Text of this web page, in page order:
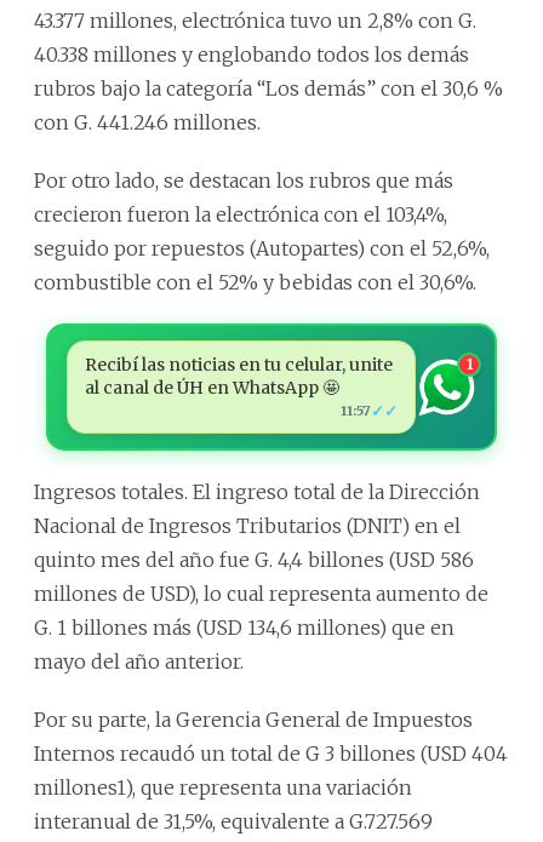
43.377 millones, electrónica tuvo un 2,8% con G.
40.338 millones y englobando todos los demás
rubros bajo la categoría “Los demás” con el 30,6 %
con G. 441.246 millones.
Por otro lado, se destacan los rubros que más
crecieron fueron la electrónica con el 103,4%,
seguido por repuestos (Autopartes) con el 52,6%,
combustible con el 52% y bebidas con el 30,6%.
Recibí las noticias en tu celular, unite
al canal de ÚH en WhatsApp 🤩
11:57 ✓✓
1
Ingresos totales. El ingreso total de la Dirección
Nacional de Ingresos Tributarios (DNIT) en el
quinto mes del año fue G. 4,4 billones (USD 586
millones de USD), lo cual representa aumento de
G. 1 billones más (USD 134,6 millones) que en
mayo del año anterior.
Por su parte, la Gerencia General de Impuestos
Internos recaudó un total de G 3 billones (USD 404
millones1), que representa una variación
interanual de 31,5%, equivalente a G.727.569